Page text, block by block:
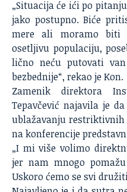
„Situacija će ići po
jako postupno. Biće
mere ali moramo biti
osetljivu populaciju,
lično neću putovati
bezbednije“, rekao je Kon.
Zamenik direktora
Tepavčević najavila je
ublažavanju
na konferencije
„I mi više volimo
jer nam mnogo
Uskoro ćemo se svi